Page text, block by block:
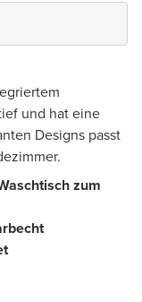
und hat eine
Designs passt
zum